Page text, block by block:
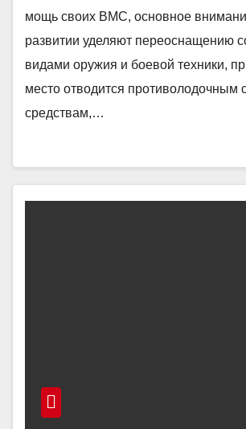
мощь своих ВМС, основное
развитии уделяют переоснащению
видами оружия и боевой техники,
место отводится противолодочным
средствам,…